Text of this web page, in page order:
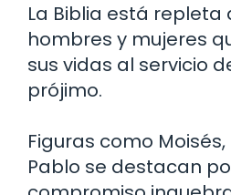
La Biblia está
hombres y mujeres
sus vidas al servicio
prójimo.
Figuras como
Pablo se destacan